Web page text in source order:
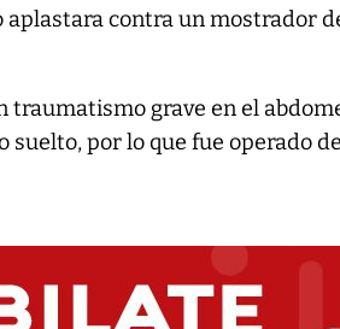
aplastara contra un mostrador
traumatismo grave en el
por lo que fue operado